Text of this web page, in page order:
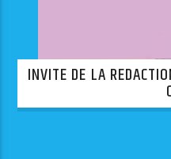
INVITE DE LA